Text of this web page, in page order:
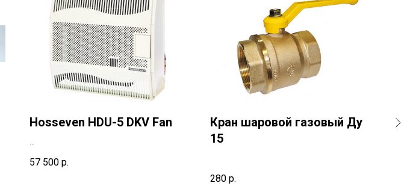
Hosseven HDU-5 DKV Fan
57 500 р.
Кран шаровой газовый Ду
15
280 р.